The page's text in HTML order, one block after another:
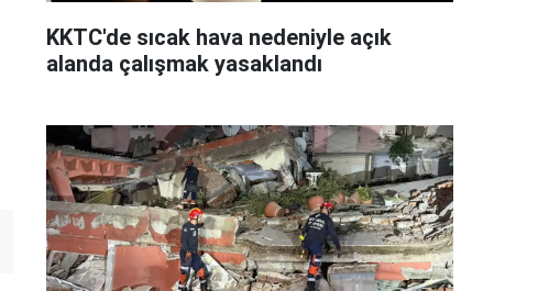
KKTC'de sıcak hava nedeniyle açık
alanda çalışmak yasaklandı